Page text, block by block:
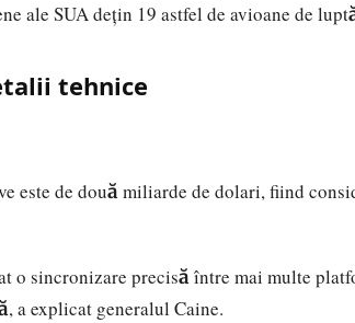
ale SUA dețin 19 astfel de avioane de
tehnice
este de două miliarde de dolari, fiind
o sincronizare precisă între mai multe
a explicat generalul Caine.